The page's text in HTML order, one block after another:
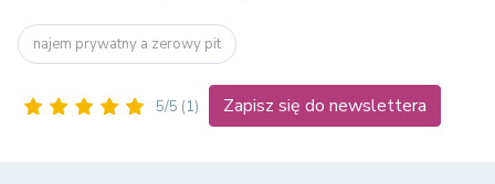
najem prywatny a zerowy pit
5/5 (1) Zapisz się do newslettera